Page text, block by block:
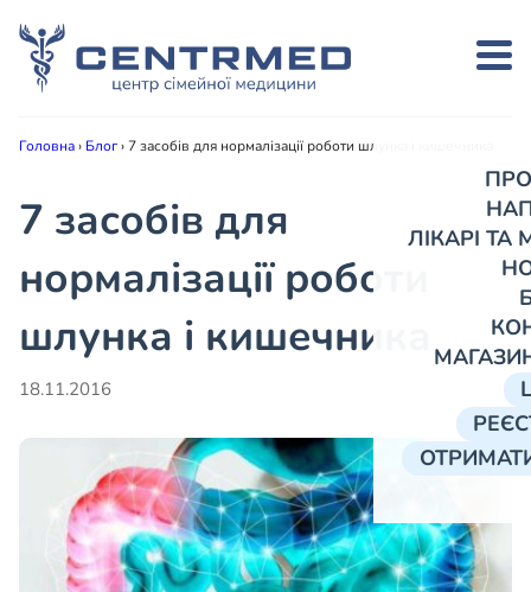
ЛІКАРІ
Головна› Блог› 7 засобів для нормалізації роботи шлунка і кишечника
7 засобів для
нормалізації роботи
шлунка і кишечника
18.11.2016